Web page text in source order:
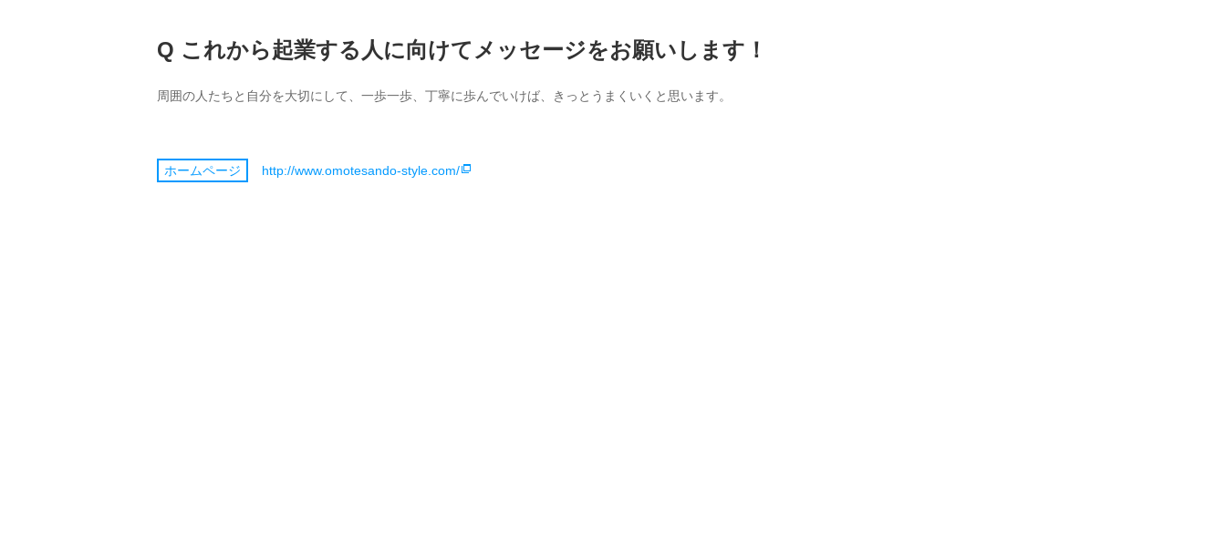
これから起業する人に向けてメッセージをお願いします！
周囲の人たちと自分を大切にして、一歩一歩、丁寧に歩んでいけば、きっとうまくいくと思います。
http://www.omotesando-style.com/